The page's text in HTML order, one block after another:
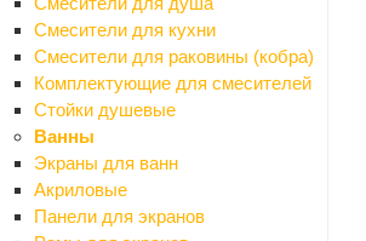
Смесители для кухни
Смесители для раковины (кобра)
Комплектующие для смесителей
Стойки душевые
Ванны
Экраны для ванн
Акриловые
Панели для экранов
Парковочные барьеры и столбики
Таблички мокрый пол
Канализация наружная
Назад
Канализация наружная
Заглушки
Муфты
Обратные клапаны
Отводы